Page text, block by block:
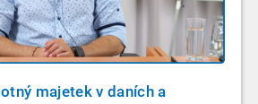
majetek v daních a